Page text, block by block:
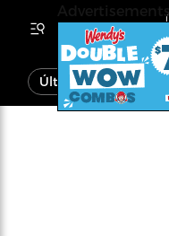
Última Hora